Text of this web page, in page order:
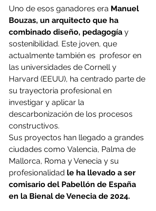
Uno de esos ganadores era Manuel
Bouzas, un arquitecto que ha
combinado diseño, pedagogía y
sostenibilidad. Este joven, que
actualmente también es  profesor en
las universidades de Cornell y
Harvard (EEUU), ha centrado parte de
su trayectoria profesional en
investigar y aplicar la
descarbonización de los procesos
constructivos.
Sus proyectos han llegado a grandes
ciudades como Valencia, Palma de
Mallorca, Roma y Venecia y su
profesionalidad le ha llevado a ser
comisario del Pabellón de España
en la Bienal de Venecia de 2024.